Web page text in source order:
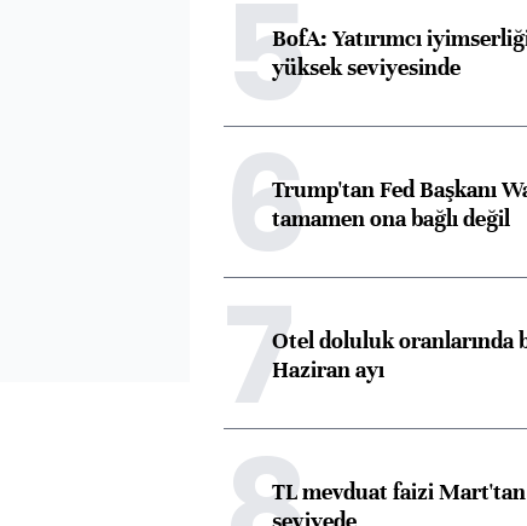
5BofA: Yatırımcı
yüksek seviyesinde
6Trump'tan Fed Başkanı
tamamen ona bağlı değil
7Otel doluluk oranlarında
Haziran ayı
TL mevduat faizi
seviyede